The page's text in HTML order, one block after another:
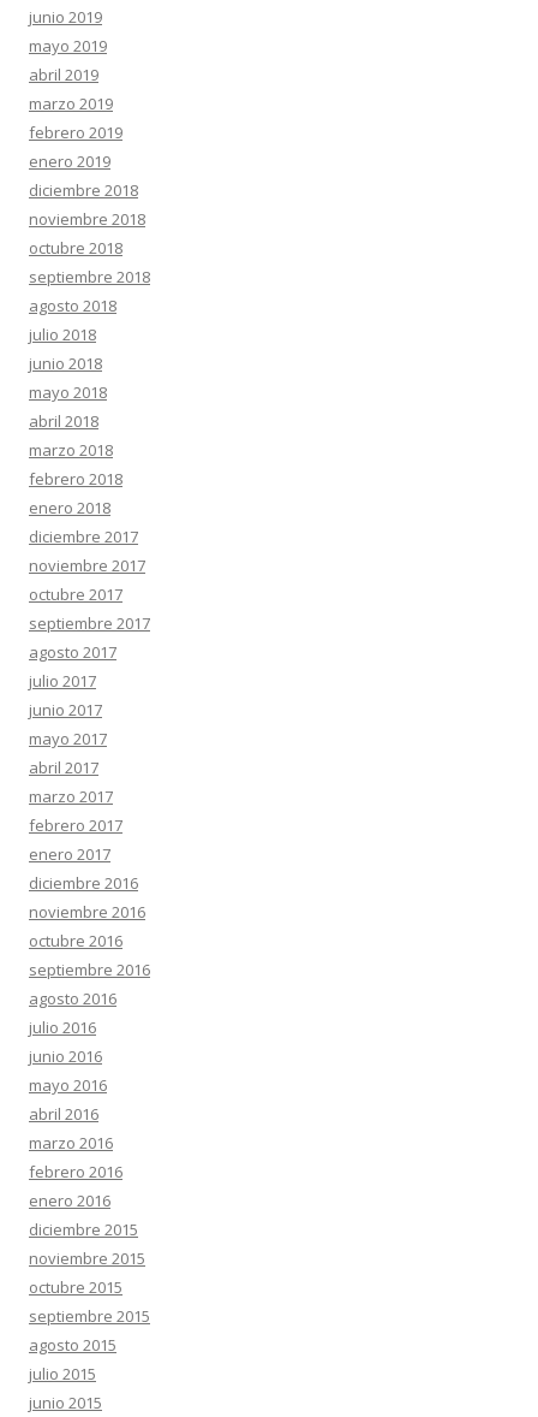
junio 2019
mayo 2019
abril 2019
marzo 2019
febrero 2019
enero 2019
diciembre 2018
noviembre 2018
octubre 2018
septiembre 2018
agosto 2018
julio 2018
junio 2018
mayo 2018
abril 2018
marzo 2018
febrero 2018
enero 2018
diciembre 2017
noviembre 2017
octubre 2017
septiembre 2017
agosto 2017
julio 2017
junio 2017
mayo 2017
abril 2017
marzo 2017
febrero 2017
enero 2017
diciembre 2016
noviembre 2016
octubre 2016
septiembre 2016
agosto 2016
julio 2016
junio 2016
mayo 2016
abril 2016
marzo 2016
febrero 2016
enero 2016
diciembre 2015
noviembre 2015
octubre 2015
septiembre 2015
agosto 2015
julio 2015
junio 2015